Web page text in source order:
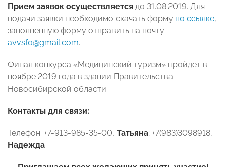
Прием заявок осуществляется до 31.08.2019. Для
подачи заявки необходимо скачать форму по ссылке,
заполненную форму отправить на почту:
avvsfo@gmail.com.
Финал конкурса «Медицинский туризм» пройдет в
ноябре 2019 года в здании Правительства
Новосибирской области.
Контакты для связи:
Телефон: +7-913-985-35-00, Татьяна; +7(983)3098918,
Надежда